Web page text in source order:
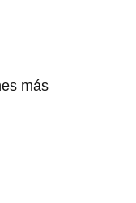
más